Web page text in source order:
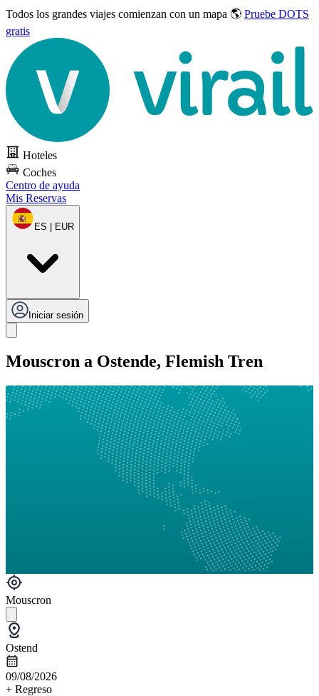
Todos los grandes viajes comienzan con un mapa 🌎 Pruebe DOTS
gratis
Hoteles
Coches
Centro de ayuda
Mis Reservas
ES | EUR
Iniciar sesión
Mouscron a Ostende, Flemish Tren
Mouscron
Ostend
09/08/2026
+ Regreso